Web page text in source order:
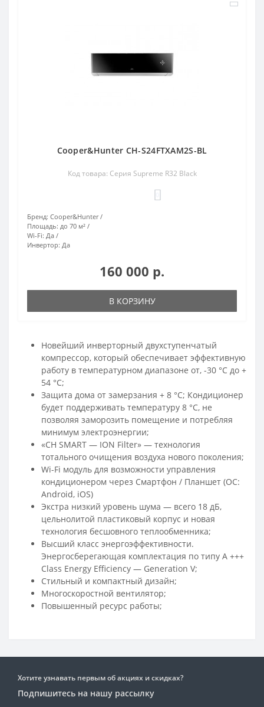
Cooper&Hunter CH-S24FTXAM2S-BL
Код товара: Серия Supreme R32 Black
Бренд: Cooper&Hunter
Площадь: до 70 м²
Wi-Fi: Да
Инвертор: Да
160 000 р.
В КОРЗИНУ
Новейший инверторный двухступенчатый
компрессор, который обеспечивает эффективную
работу в температурном диапазоне от, -30 °C до +
54 °C;
Защита дома от замерзания + 8 °C; Кондиционер
будет поддерживать температуру 8 °C, не
позволяя заморозить помещение и потребляя
минимум электроэнергии;
«CH SMART — ION Filter» — технология
тотального очищения воздуха нового поколения;
Wi-Fi модуль для возможности управления
кондиционером через Смартфон / Планшет (ОС:
Android, iOS)
Экстра низкий уровень шума — всего 18 дБ,
цельнолитой пластиковый корпус и новая
технология бесшовного теплообменника;
Высший класс энергоэффективности.
Энергосберегающая комплектация по типу A +++
Class Energy Efficiency — Generation V;
Стильный и компактный дизайн;
Многоскоростной вентилятор;
Повышенный ресурс работы;
Хотите узнавать первым об акциях и скидках?
Подпишитесь на нашу рассылку